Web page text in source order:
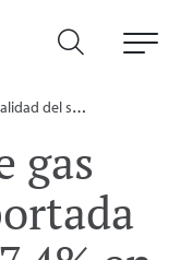
sector energético - Enagás
gas